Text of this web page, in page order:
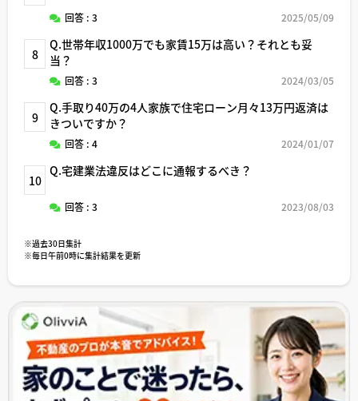
回答 : 3 2025/05/09
8
Q.世帯年収1000万でも家賃15万は高い？それとも妥
当？
回答 : 3 2024/03/05
9
Q.手取り40万の4人家族で住宅ローン月々13万円返済は
きついですか？
回答 : 4 2024/01/07
10
Q.宅建業法違反はどこに通報するべき？
回答 : 3 2023/08/03
※過去30日集計
※毎日午前0時に集計結果を更新